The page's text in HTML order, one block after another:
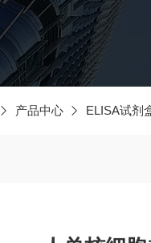
产品中心 ELISA试剂